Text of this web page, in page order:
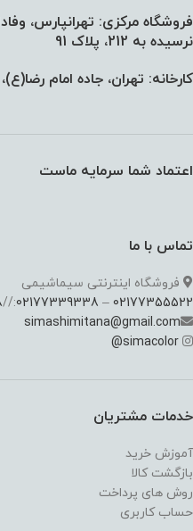
نرسیده به 212، پلاک 91
کارخانه: تهران، جاده امام
اعتماد شما سرمایه ماست
تماس با ما
فروشگاه اینترنتی سیماشیمی
02177355522
–
02177339338
://
simashimitana@gmail.com
simacolor
@
خدمات مشتریان
آموزش خرید
بازگشت کالا
روش های پرداخت
حساب کاربری